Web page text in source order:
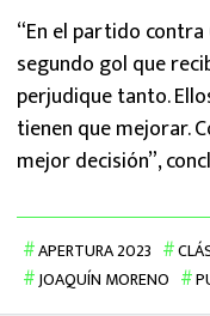
“En el partido
segundo gol que
perjudique tanto.
tienen que mejorar.
mejor decisión”,
APERTURA 2023
JOAQUÍN MORENO